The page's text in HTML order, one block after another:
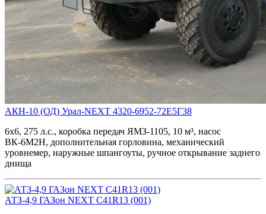
АКН-10 (ОД) Урал-NEXT 4320-6952-72Е5Г38
6х6, 275 л.с., коробка передач ЯМЗ-1105, 10 м³, насос
ВК-6М2Н, дополнительная горловина, механический
уровнемер, наружные шпангоуты, ручное открывание заднего
днища
АТЗ-4,9 ГАЗон NEXT C41R13 (001)